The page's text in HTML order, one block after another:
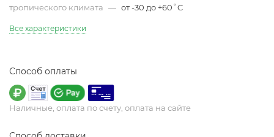
тропического климата — от -30 до +60˚C
Все характеристики
Способ оплаты
Наличные, оплата по счету, оплата на сайте